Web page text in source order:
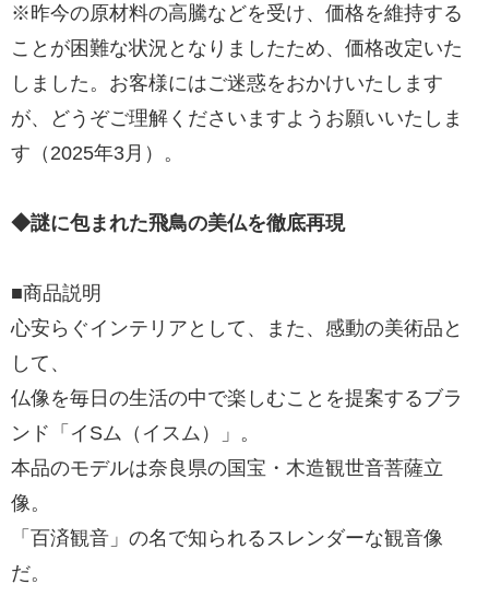
※昨今の原材料の高騰などを受け、価格を維持する
ことが困難な状況となりましたため、価格改定いた
しました。お客様にはご迷惑をおかけいたします
が、どうぞご理解くださいますようお願いいたしま
す（2025年3月）。
◆謎に包まれた飛鳥の美仏を徹底再現
■商品説明
心安らぐインテリアとして、また、感動の美術品と
して、
仏像を毎日の生活の中で楽しむことを提案するブラ
ンド「イSム（イスム）」。
本品のモデルは奈良県の国宝・木造観世音菩薩立
像。
「百済観音」の名で知られるスレンダーな観音像
だ。